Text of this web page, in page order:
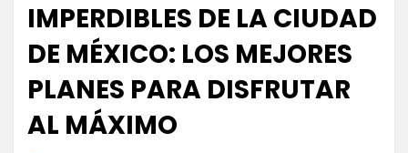
IMPERDIBLES DE LA CIUDAD
DE MÉXICO: LOS MEJORES
PLANES PARA DISFRUTAR
AL MÁXIMO